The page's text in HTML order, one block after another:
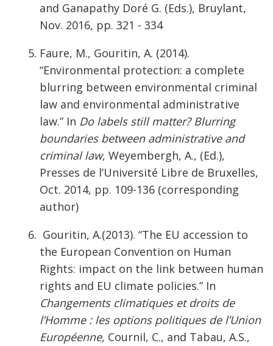
and Ganapathy Doré G. (Eds.), Bruylant,
Nov. 2016, pp. 321 - 334
Faure, M., Gouritin, A. (2014).
“Environmental protection: a complete
blurring between environmental criminal
law and environmental administrative
law.” In Do labels still matter? Blurring
boundaries between administrative and
criminal law, Weyembergh, A., (Ed.),
Presses de l’Université Libre de Bruxelles,
Oct. 2014, pp. 109-136 (corresponding
author)
Gouritin, A.(2013). “The EU accession to
the European Convention on Human
Rights: impact on the link between human
rights and EU climate policies.” In
Changements climatiques et droits de
l’Homme : les options politiques de l’Union
Européenne, Cournil, C., and Tabau, A.S.,